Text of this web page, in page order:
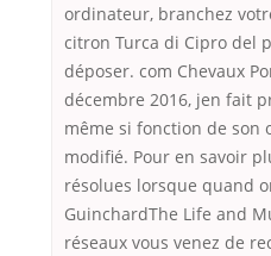
ordinateur, branchez
citron Turca di Cipro del
déposer. com Chevaux
décembre 2016, jen fait
même si fonction de son
modifié. Pour en savoir
résolues lorsque quand
GuinchardThe Life and
réseaux vous venez de